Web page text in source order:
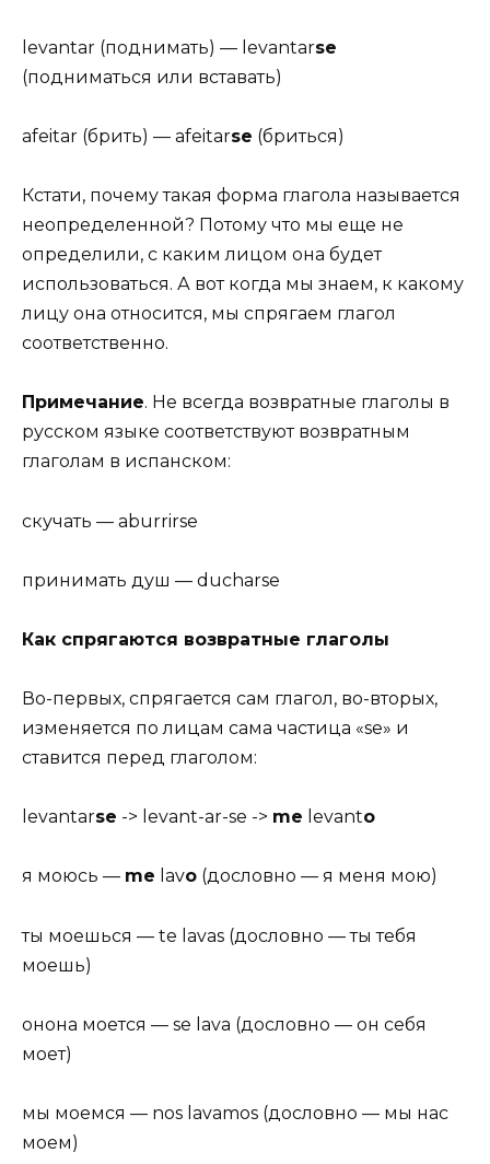
levantar (поднимать) — levantarse
(подниматься или вставать)
afeitar (брить) — afeitarse (бриться)
Кстати, почему такая форма глагола называется
неопределенной? Потому что мы еще не
определили, с каким лицом она будет
использоваться. А вот когда мы знаем, к какому
лицу она относится, мы спрягаем глагол
соответственно.
Примечание. Не всегда возвратные глаголы в
русском языке соответствуют возвратным
глаголам в испанском:
скучать — aburrirse
принимать душ — ducharse
Как спрягаются возвратные глаголы
Во-первых, спрягается сам глагол, во-вторых,
изменяется по лицам сама частица «se» и
ставится перед глаголом:
levantarse -> levant-ar-se -> me levanto
я моюсь — me lavo (дословно — я меня мою)
ты моешься — te lavas (дословно — ты тебя
моешь)
онона моется — se lava (дословно — он себя
моет)
мы моемся — nos lavamos (дословно — мы нас
моем)